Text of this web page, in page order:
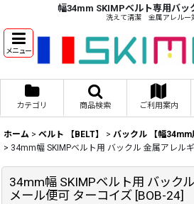
幅34mm SKIMPベルト専用バッ
洗えて清潔 金属アレルー
メニュー
カテゴリ 商品検索 ご利用案内
ホーム > ベルト 【BELT】 > バックル 【幅34mm
> 34mm幅 SKIMPベルト用 バックル 金属アレル
34mm幅 SKIMPベルト用 バック
メール便可 ターコイズ [BOB-24]